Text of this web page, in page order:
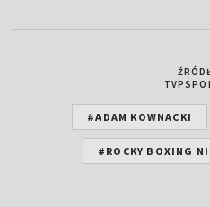
#ADAM KOWNACKI
#ROCKY BOXING